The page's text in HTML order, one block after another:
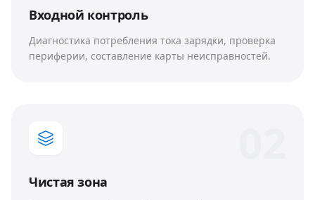
Входной контроль
Диагностика потребления тока зарядки, проверка
периферии, составление карты неисправностей.
Чистая зона